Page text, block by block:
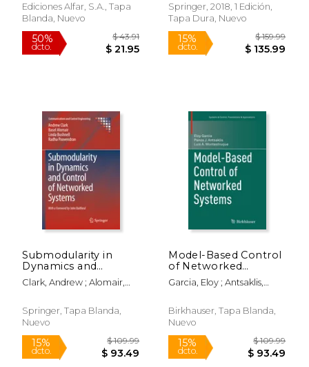
Ediciones Alfar, S.a., Tapa
Blanda, Nuevo
50%
Springer, 2018, 1 Edición,
Tapa Dura, Nuevo
15%
Submodularity in
Dynamics and
Control of
Networked Systems
Clark, Andrew ; Alomair,
Springer, Tapa Blanda,
Nuevo
Model-Based Control
of Networked
Systems (en Inglés)
Garcia, Eloy ; Antsaklis,
Luis A.
Birkhauser, Tapa Blanda,
Nuevo